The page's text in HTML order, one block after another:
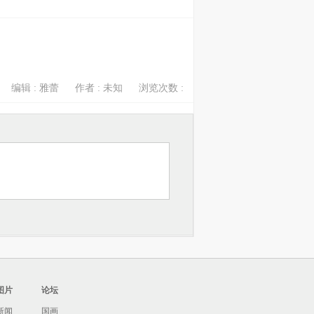
编辑 : 雅蕾 作者 : 未知 浏览次数 :
片
闻
论坛
国画